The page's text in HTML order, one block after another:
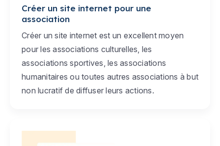
Créer un site internet pour une
association
Créer un site internet est un excellent moyen
pour les associations culturelles, les
associations sportives, les associations
humanitaires ou toutes autres associations à but
non lucratif de diffuser leurs actions.